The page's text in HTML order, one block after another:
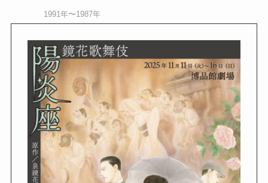
1991年〜1987年